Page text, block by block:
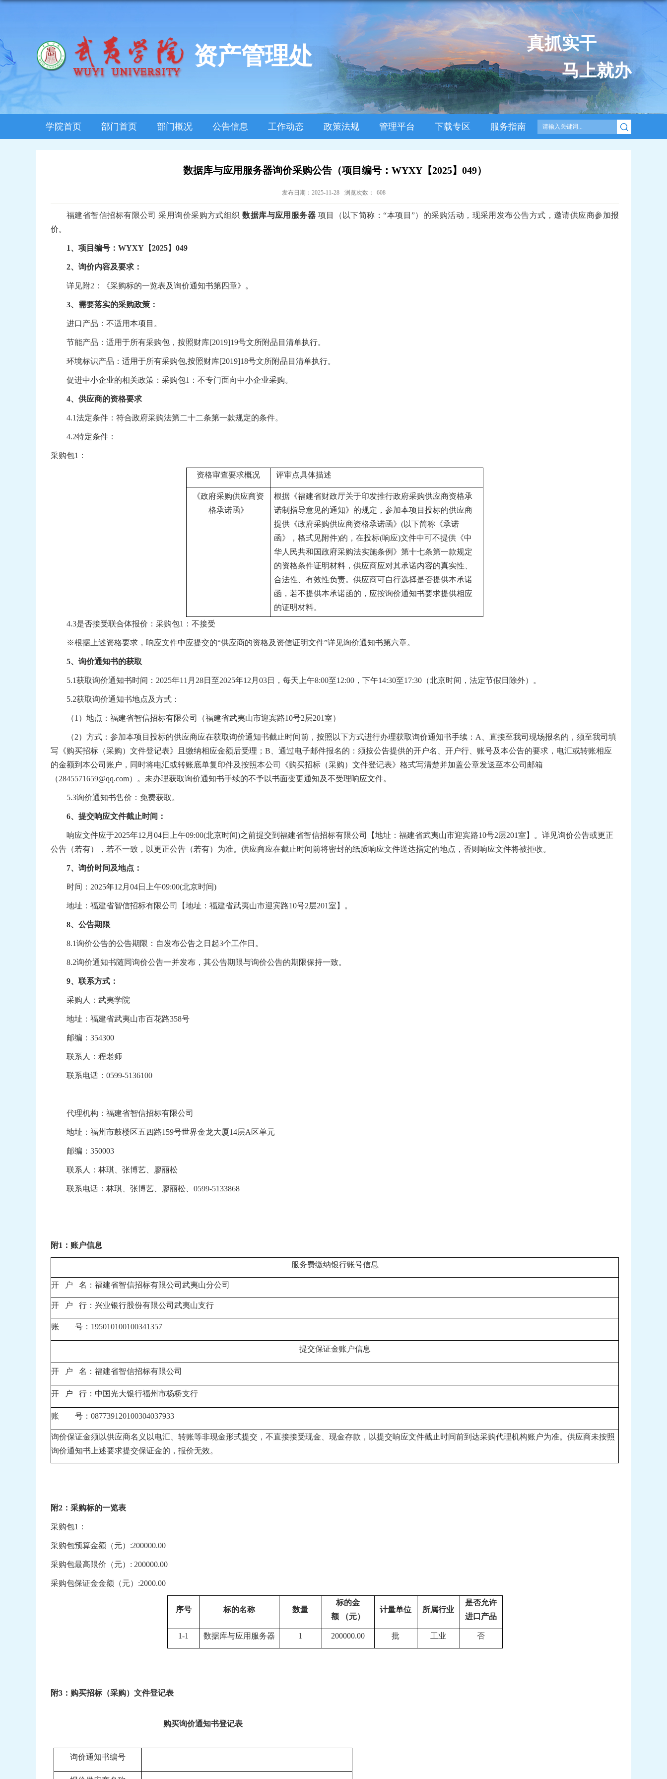
资产管理处
真抓实干
马上就办
学院首页 部门首页 部门概况 公告信息 工作动态 政策法规 管理平台 下载专区 服务指南
数据库与应用服务器询价采购公告（项目编号：WYXY【2025】049）
发布日期：2025-11-28 浏览次数： 608
福建省智信招标有限公司 采用询价采购方式组织 数据库与应用服务器 项目（以下简称：“本项目 ”）的采购活动，现采用发布公告方式，邀请供应商参加报
价。
1、项目编号： WYXY【2025】049
2、询价内容及要求：
详见附2 ：《采购标的一览表及询价通知书第四章》。
3、需要落实的采购政策：
进口产品：不适用本项目。
节能产品：适用于所有采购包，按照财库[2019]19号文所附品目清单执行。
环境标识产品：适用于所有采购包,按照财库[2019]18号文所附品目清单执行。
促进中小企业的相关政策：采购包1： 不专门面向中小企业采购。
4、供应商的资格要求
4.1法定条件：符合政府采购法第二十二条第一款规定的条件。
4.2特定条件：
采购包1 ：
资格审查要求概况 评审点具体描述
《政府采购供应商资
格承诺函》
根据《福建省财政厅关于印发推行政府采购供应商资格承
诺制指导意见的通知》的规定，参加本项目投标的供应商
提供《政府采购供应商资格承诺函》 (以下简称《承诺
函》，格式见附件)的，在投标(响应)文件中可不提供《中
华人民共和国政府采购法实施条例》第十七条第一款规定
的资格条件证明材料， 供应商应对其承诺内容的真实性、
合法性、有效性负责。 供应商可自行选择是否提供本承诺
函，若不提供本承诺函的，应按询价通知书要求提供相应
的证明材料。
4.3是否接受联合体报价：采购包1 ：不接受
※根据上述资格要求，响应文件中应提交的“供应商的资格及资信证明文件”详见询价通知书第六章。
5、询价通知书的获取
5.1获取询价通知书时间： 2025年11 月 28日至2025年12 月 03日，每天上午8:00至12:00 ，下午14:30至17:30 （北京时间，法定节假日除外） 。
5.2获取询价通知书地点及方式：
（1 ）地点：福建省智信招标有限公司（福建省武夷山市迎宾路10号2层201室）
（2）方式：参加本项目投标的供应商应在获取询价通知书截止时间前，按照以下方式进行办理获取询价通知书手续： A
、直接至我司现场报名的，须至我司填
写《购买招标（采购）文件登记表》且缴纳相应金额后受理； B 、通过电子邮件报名的：须按公告提供的开户名、开户行、账号及本公告的要求，电汇或转账相应
的金额到本公司账户，同时将电汇或转账底单复印件及按照本公司《购买招标（采购）文件登记表》格式写清楚并加盖公章发送至本公司邮箱
（2845571659@qq.com）。未办理获取询价通知书手续的不予以书面变更通知及不受理响应文件。
5.3询价通知书售价：免费获取。
6、提交响应文件截止时间：
响应文件应于2025年12 月 04日 上午09:00(北京时间)之前提交到 福建省智信招标有限公司 【地址：福建省武夷山市迎宾路10号2层201室】。详见询价公告或更正
公告（若有），若不一致，以更正公告（若有）为准。供应商应在截止时间前将密封的纸质响应文件送达指定的地点，否则响应文件将被拒收。
7、询价时间及地点：
时间： 2025年12 月 04日 上午09:00(北京时间)
地址： 福建省智信招标有限公司 【地址：福建省武夷山市迎宾路10号2层201室】。
8、公告期限
8.1询价公告的公告期限：自发布公告之日起3个工作日。
8.2询价通知书随同询价公告一并发布，其公告期限与询价公告的期限保持一致。
9、联系方式：
采购人：武夷学院
地址：福建省武夷山市百花路358号
邮编： 354300
联系人： 程老师
联系电话： 0599-5136100
代理机构：福建省智信招标有限公司
地址：福州市鼓楼区五四路159号世界金龙大厦14层A 区单元
邮编： 350003
联系人： 林琪、张博艺、廖丽松
联系电话： 林琪、张博艺、廖丽松、 0599-5133868
附1 ：账户信息
服务费缴纳银行账号信息
开 户 名：福建省智信招标有限公司武夷山分公司
开 户 行：兴业银行股份有限公司武夷山支行
账 号： 195010100100341357
提交保证金账户信息
开 户 名：福建省智信招标有限公司
开 户 行：中国光大银行福州市杨桥支行
账 号： 087739120100304037933
询价保证金须以供应商名义以电汇、转账等非现金形式提交，不直接接受现金、现金存款，以提交响应文件截止时间前到达采购代理机构账户为准。供应商未按照
询价通知书 上述要求提交保证金的，报价无效。
附2 ：采购标的一览表
采购包1 ：
采购包预算金额（元） :200000.00
采购包最高限价（元） : 200000.00
采购包保证金金额（元） :2000.00
序号 标的名称 数量
标的金
额
（元）
计量单位 所属行业
是否允许
进口产品
1-1 数据库与应用服务器 1 200000.00 批 工业 否
附3：购买招标（采购）文件登记表
购买询价通知书登记表
询价通知书编号